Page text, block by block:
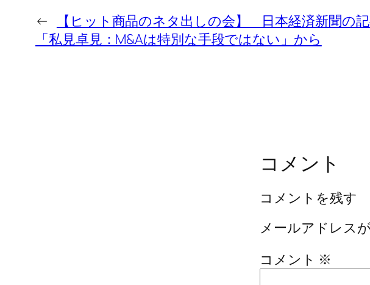
←
【ヒット商品のネタ出しの会】 日本経済新聞の
「私見卓見：M&Aは特別な手段ではない」から
コメント
コメントを残す
メールアドレス
コメント ※